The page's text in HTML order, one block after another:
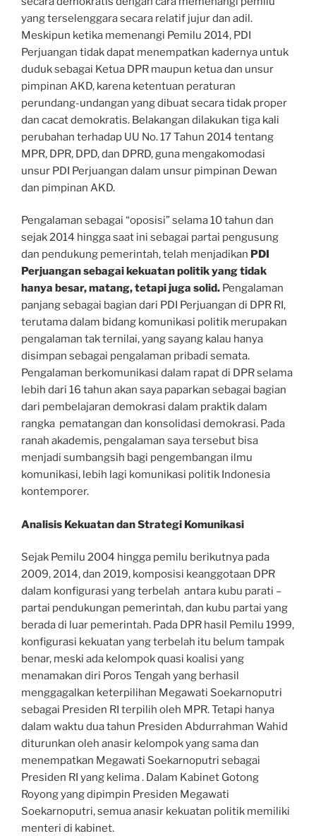
yang terselenggara secara relatif jujur dan adil.
Meskipun ketika memenangi Pemilu 2014, PDI
Perjuangan tidak dapat menempatkan kadernya untuk
duduk sebagai Ketua DPR maupun ketua dan unsur
pimpinan AKD, karena ketentuan peraturan
perundang-undangan yang dibuat secara tidak proper
dan cacat demokratis. Belakangan dilakukan tiga kali
perubahan terhadap UU No. 17 Tahun 2014 tentang
MPR, DPR, DPD, dan DPRD, guna mengakomodasi
unsur PDI Perjuangan dalam unsur pimpinan Dewan
dan pimpinan AKD.
Pengalaman sebagai “oposisi” selama 10 tahun dan
sejak 2014 hingga saat ini sebagai partai pengusung
dan pendukung pemerintah, telah menjadikan PDI
Perjuangan sebagai kekuatan politik yang tidak
hanya besar, matang, tetapi juga solid. Pengalaman
panjang sebagai bagian dari PDI Perjuangan di DPR RI,
terutama dalam bidang komunikasi politik merupakan
pengalaman tak ternilai, yang sayang kalau hanya
disimpan sebagai pengalaman pribadi semata.
Pengalaman berkomunikasi dalam rapat di DPR selama
lebih dari 16 tahun akan saya paparkan sebagai bagian
dari pembelajaran demokrasi dalam praktik dalam
rangka pematangan dan konsolidasi demokrasi. Pada
ranah akademis, pengalaman saya tersebut bisa
menjadi sumbangsih bagi pengembangan ilmu
komunikasi, lebih lagi komunikasi politik Indonesia
kontemporer.
Analisis Kekuatan dan Strategi Komunikasi
Sejak Pemilu 2004 hingga pemilu berikutnya pada
2009, 2014, dan 2019, komposisi keanggotaan DPR
dalam konfigurasi yang terbelah antara kubu parati –
partai pendukungan pemerintah, dan kubu partai yang
berada di luar pemerintah. Pada DPR hasil Pemilu 1999,
konfigurasi kekuatan yang terbelah itu belum tampak
benar, meski ada kelompok quasi koalisi yang
menamakan diri Poros Tengah yang berhasil
menggagalkan keterpilihan Megawati Soekarnoputri
sebagai Presiden RI terpilih oleh MPR. Tetapi hanya
dalam waktu dua tahun Presiden Abdurrahman Wahid
diturunkan oleh anasir kelompok yang sama dan
menempatkan Megawati Soekarnoputri sebagai
Presiden RI yang kelima . Dalam Kabinet Gotong
Royong yang dipimpin Presiden Megawati
Soekarnoputri, semua anasir kekuatan politik memiliki
menteri di kabinet.